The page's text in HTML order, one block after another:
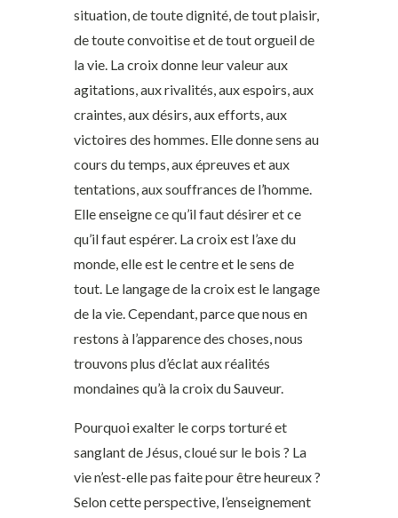
situation, de toute dignité, de tout plaisir,
de toute convoitise et de tout orgueil de
la vie. La croix donne leur valeur aux
agitations, aux rivalités, aux espoirs, aux
craintes, aux désirs, aux efforts, aux
victoires des hommes. Elle donne sens au
cours du temps, aux épreuves et aux
tentations, aux souffrances de l’homme.
Elle enseigne ce qu’il faut désirer et ce
qu’il faut espérer. La croix est l’axe du
monde, elle est le centre et le sens de
tout. Le langage de la croix est le langage
de la vie. Cependant, parce que nous en
restons à l’apparence des choses, nous
trouvons plus d’éclat aux réalités
mondaines qu’à la croix du Sauveur.
Pourquoi exalter le corps torturé et
sanglant de Jésus, cloué sur le bois ? La
vie n’est-elle pas faite pour être heureux ?
Selon cette perspective, l’enseignement